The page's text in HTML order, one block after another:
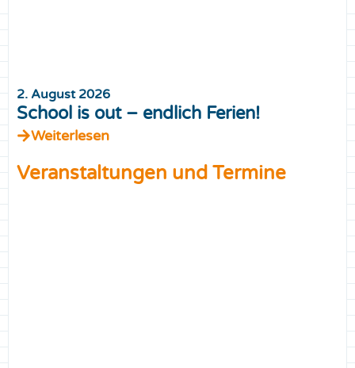
2. August 2026
School is out – endlich Ferien!
Weiterlesen
Veranstaltungen und Termine